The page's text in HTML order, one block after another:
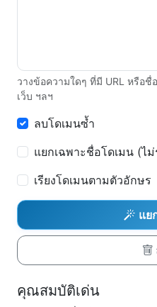
วางข้อความใดๆ ที่มี URL หรือชื่
เว็บ ฯลฯ
ลบโดเมนซ้ำ
แยกเฉพาะชื่อโดเมน (ไ
เรียงโดเมนตามตัวอักษร
แย
คุณสมบัติเด่น